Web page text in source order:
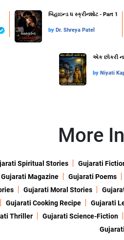
બિહાઇન્ડ ધ સ્ક્રીનશોટ - Part 1
by Dr. Shreya Patel
એક છોકરી
by Niyati
More
Spiritual Stories Gujarati
Gujarati Magazine Gujarati Poems
Gujarati Moral Stories
Gujarati Cooking Recipe Gujarati
Thriller Gujarati Science-Fiction